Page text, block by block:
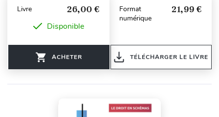
Livre 26,00 €
Disponible
ACHETER
Format
numérique
21,99 €
TÉLÉCHARGER LE LIVRE